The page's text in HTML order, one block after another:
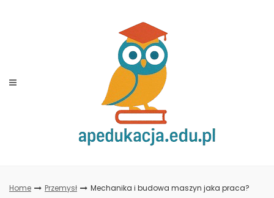
Home Przemysł Mechanika i budowa maszyn jaka praca?